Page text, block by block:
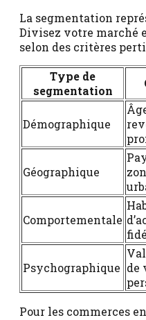
La segmentation
Divisez votre marché
selon des critères
Type de
segmentation
Démographique
Géographique
Comportementale
Psychographique de
Pour les commerces